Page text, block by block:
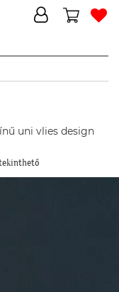
uni vlies design